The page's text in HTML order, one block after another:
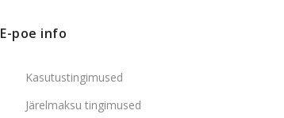
E-poe info
Kasutustingimused
Järelmaksu tingimused